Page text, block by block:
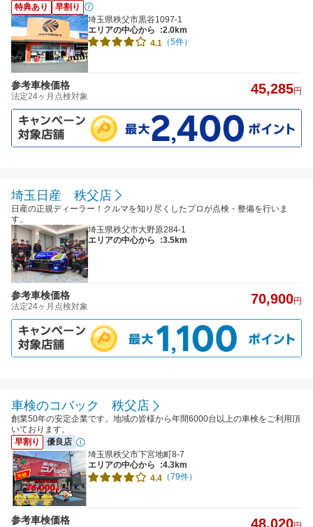
特典あり
早割り
埼玉県秩父市黒谷1097-1
エリアの中心から
:2.0km
4.1 （5件）
参考車検価格
法定24ヶ月点検対象 45,285円
埼玉日産 秩父店
日産の正規ディーラー！クルマを知り尽くしたプロが点検・整備を行いま
す。
埼玉県秩父市大野原284-1
エリアの中心から
:3.5km
参考車検価格
法定24ヶ月点検対象 70,900円
車検のコバック 秩父店
創業50年の安定企業です。地域の皆様から年間6000台以上の車検をご利用頂
いております。
早割り
優良店
埼玉県秩父市下宮地町8-7
エリアの中心から
:4.3km
4.4 （79件）
参考車検価格 48,020